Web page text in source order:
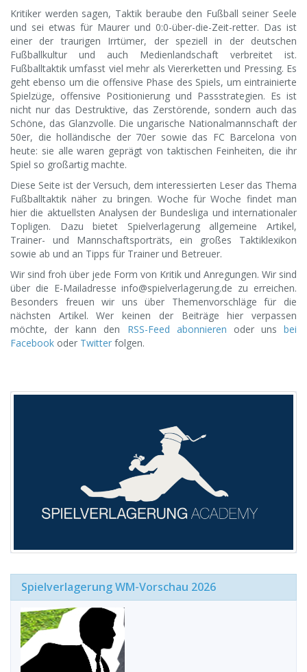
Kritiker werden sagen, Taktik beraube den Fußball seiner Seele
und sei etwas für Maurer und 0:0-über-die-Zeit-retter. Das ist
einer der traurigen Irrtümer, der speziell in der deutschen
Fußballkultur und auch Medienlandschaft verbreitet ist.
Fußballtaktik umfasst viel mehr als Viererketten und Pressing. Es
geht ebenso um die offensive Phase des Spiels, um eintrainierte
Spielzüge, offensive Positionierung und Passstrategien. Es ist
nicht nur das Destruktive, das Zerstörende, sondern auch das
Schöne, das Glanzvolle. Die ungarische Nationalmannschaft der
50er, die holländische der 70er sowie das FC Barcelona von
heute: sie alle waren geprägt von taktischen Feinheiten, die ihr
Spiel so großartig machte.
Diese Seite ist der Versuch, dem interessierten Leser das Thema
Fußballtaktik näher zu bringen. Woche für Woche findet man
hier die aktuellsten Analysen der Bundesliga und internationaler
Topligen. Dazu bietet Spielverlagerung allgemeine Artikel,
Trainer- und Mannschaftsporträts, ein großes Taktiklexikon
sowie ab und an Tipps für Trainer und Betreuer.
Wir sind froh über jede Form von Kritik und Anregungen. Wir sind
über die E-Mailadresseinfo@spielverlagerung.de zu erreichen.
Besonders freuen wir uns über Themenvorschläge für die
nächsten Artikel. Wer keinen der Beiträge hier verpassen
möchte, der kann den RSS-Feed abonnieren oder uns bei
Facebook oder Twitter folgen.
Spielverlagerung WM-Vorschau 2026